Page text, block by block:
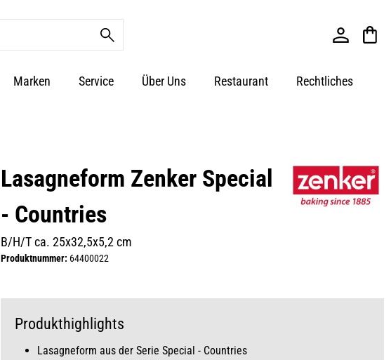
Marken Service Über Uns Restaurant Rechtliches
Lasagneform Zenker Special
- Countries
B/H/T ca. 25x32,5x5,2 cm
Produktnummer: 64400022
Produkthighlights
Lasagneform aus der Serie Special - Countries